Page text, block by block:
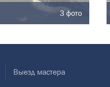
3 фото
Выезд мастера